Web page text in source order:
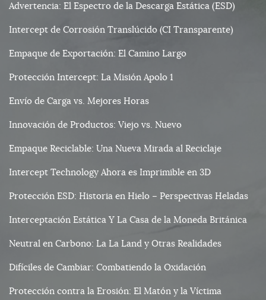
Advertencia: El Espectro de la Descarga Estática (ESD)
Intercept de Corrosión Translúcido (CI Transparente)
Empaque de Exportación: El Camino Largo
Protección Intercept: La Misión Apolo 1
Envío de Carga vs. Mejores Horas
Innovación de Productos: Viejo vs. Nuevo
Empaque Reciclable: Una Nueva Mirada al Reciclaje
Intercept Technology Ahora es Imprimible en 3D
Protección ESD: Historia en Hielo – Perspectivas Heladas
Interceptación Estática Y La Casa de la Moneda Británica
Neutral en Carbono: La La Land y Otras Realidades
Difíciles de Cambiar: Combatiendo la Oxidación
Protección contra la Erosión: El Matón y la Víctima